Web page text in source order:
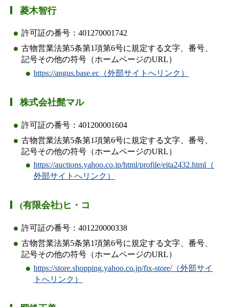
菱木智行
許可証の番号：401270001742
古物営業法第5条第1項第6号に規定する文字、番号、
記号その他の符号（ホームページのURL）
https://angus.base.ec（外部サイトへリンク）
株式会社髭マル
許可証の番号：401200001604
古物営業法第5条第1項第6号に規定する文字、番号、
記号その他の符号（ホームページのURL）
https://auctions.yahoo.co.jp/html/profile/eita2432.html（
外部サイトへリンク）
(有限会社)ヒ・コ
許可証の番号：401220000338
古物営業法第5条第1項第6号に規定する文字、番号、
記号その他の符号（ホームページのURL）
https://store.shopping.yahoo.co.jp/fix-store/（外部サイ
トへリンク）